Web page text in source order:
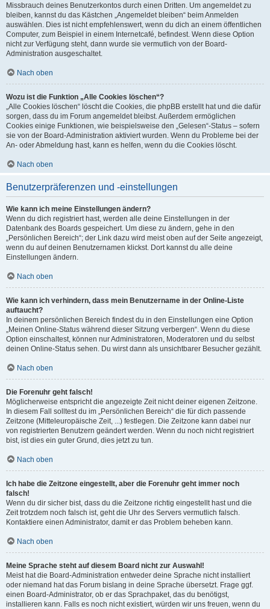
Missbrauch deines Benutzerkontos durch einen Dritten. Um angemeldet zu
bleiben, kannst du das Kästchen „Angemeldet bleiben“ beim Anmelden
auswählen. Dies ist nicht empfehlenswert, wenn du dich an einem öffentlichen
Computer, zum Beispiel in einem Internetcafé, befindest. Wenn diese Option
nicht zur Verfügung steht, dann wurde sie vermutlich von der Board-
Administration ausgeschaltet.
Nach oben
Wozu ist die Funktion „Alle Cookies löschen“?
„Alle Cookies löschen“ löscht die Cookies, die phpBB erstellt hat und die dafür
sorgen, dass du im Forum angemeldet bleibst. Außerdem ermöglichen
Cookies einige Funktionen, wie beispielsweise den „Gelesen“-Status – sofern
sie von der Board-Administration aktiviert wurden. Wenn du Probleme bei der
An- oder Abmeldung hast, kann es helfen, wenn du die Cookies löscht.
Nach oben
Benutzerpräferenzen und -einstellungen
Wie kann ich meine Einstellungen ändern?
Wenn du dich registriert hast, werden alle deine Einstellungen in der
Datenbank des Boards gespeichert. Um diese zu ändern, gehe in den
„Persönlichen Bereich“; der Link dazu wird meist oben auf der Seite angezeigt,
wenn du auf deinen Benutzernamen klickst. Dort kannst du alle deine
Einstellungen ändern.
Nach oben
Wie kann ich verhindern, dass mein Benutzername in der Online-Liste
auftaucht?
In deinem persönlichen Bereich findest du in den Einstellungen eine Option
„Meinen Online-Status während dieser Sitzung verbergen“. Wenn du diese
Option einschaltest, können nur Administratoren, Moderatoren und du selbst
deinen Online-Status sehen. Du wirst dann als unsichtbarer Besucher gezählt.
Nach oben
Die Forenuhr geht falsch!
Möglicherweise entspricht die angezeigte Zeit nicht deiner eigenen Zeitzone.
In diesem Fall solltest du im „Persönlichen Bereich“ die für dich passende
Zeitzone (Mitteleuropäische Zeit, ...) festlegen. Die Zeitzone kann dabei nur
von registrierten Benutzern geändert werden. Wenn du noch nicht registriert
bist, ist dies ein guter Grund, dies jetzt zu tun.
Nach oben
Ich habe die Zeitzone eingestellt, aber die Forenuhr geht immer noch
falsch!
Wenn du dir sicher bist, dass du die Zeitzone richtig eingestellt hast und die
Zeit trotzdem noch falsch ist, geht die Uhr des Servers vermutlich falsch.
Kontaktiere einen Administrator, damit er das Problem beheben kann.
Nach oben
Meine Sprache steht auf diesem Board nicht zur Auswahl!
Meist hat die Board-Administration entweder deine Sprache nicht installiert
oder niemand hat das Forum bislang in deine Sprache übersetzt. Frage ggf.
einen Board-Administrator, ob er das Sprachpaket, das du benötigst,
installieren kann. Falls es noch nicht existiert, würden wir uns freuen, wenn du